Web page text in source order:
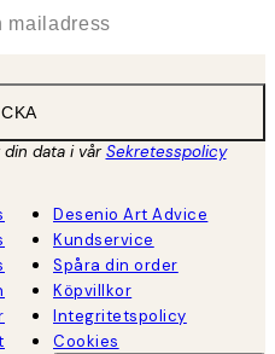
din data i vårSekretesspolicy
Desenio Art Advice
Kundservice
Spåra din order
Köpvillkor
Integritetspolicy
Cookies